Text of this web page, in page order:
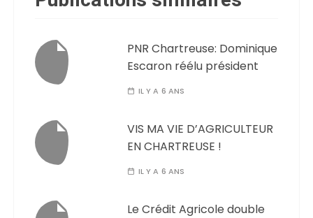
PNR Chartreuse: Dominique
Escaron réélu président
IL Y A 6 ANS
VIS MA VIE D’AGRICULTEUR
EN CHARTREUSE !
IL Y A 6 ANS
Le Crédit Agricole double